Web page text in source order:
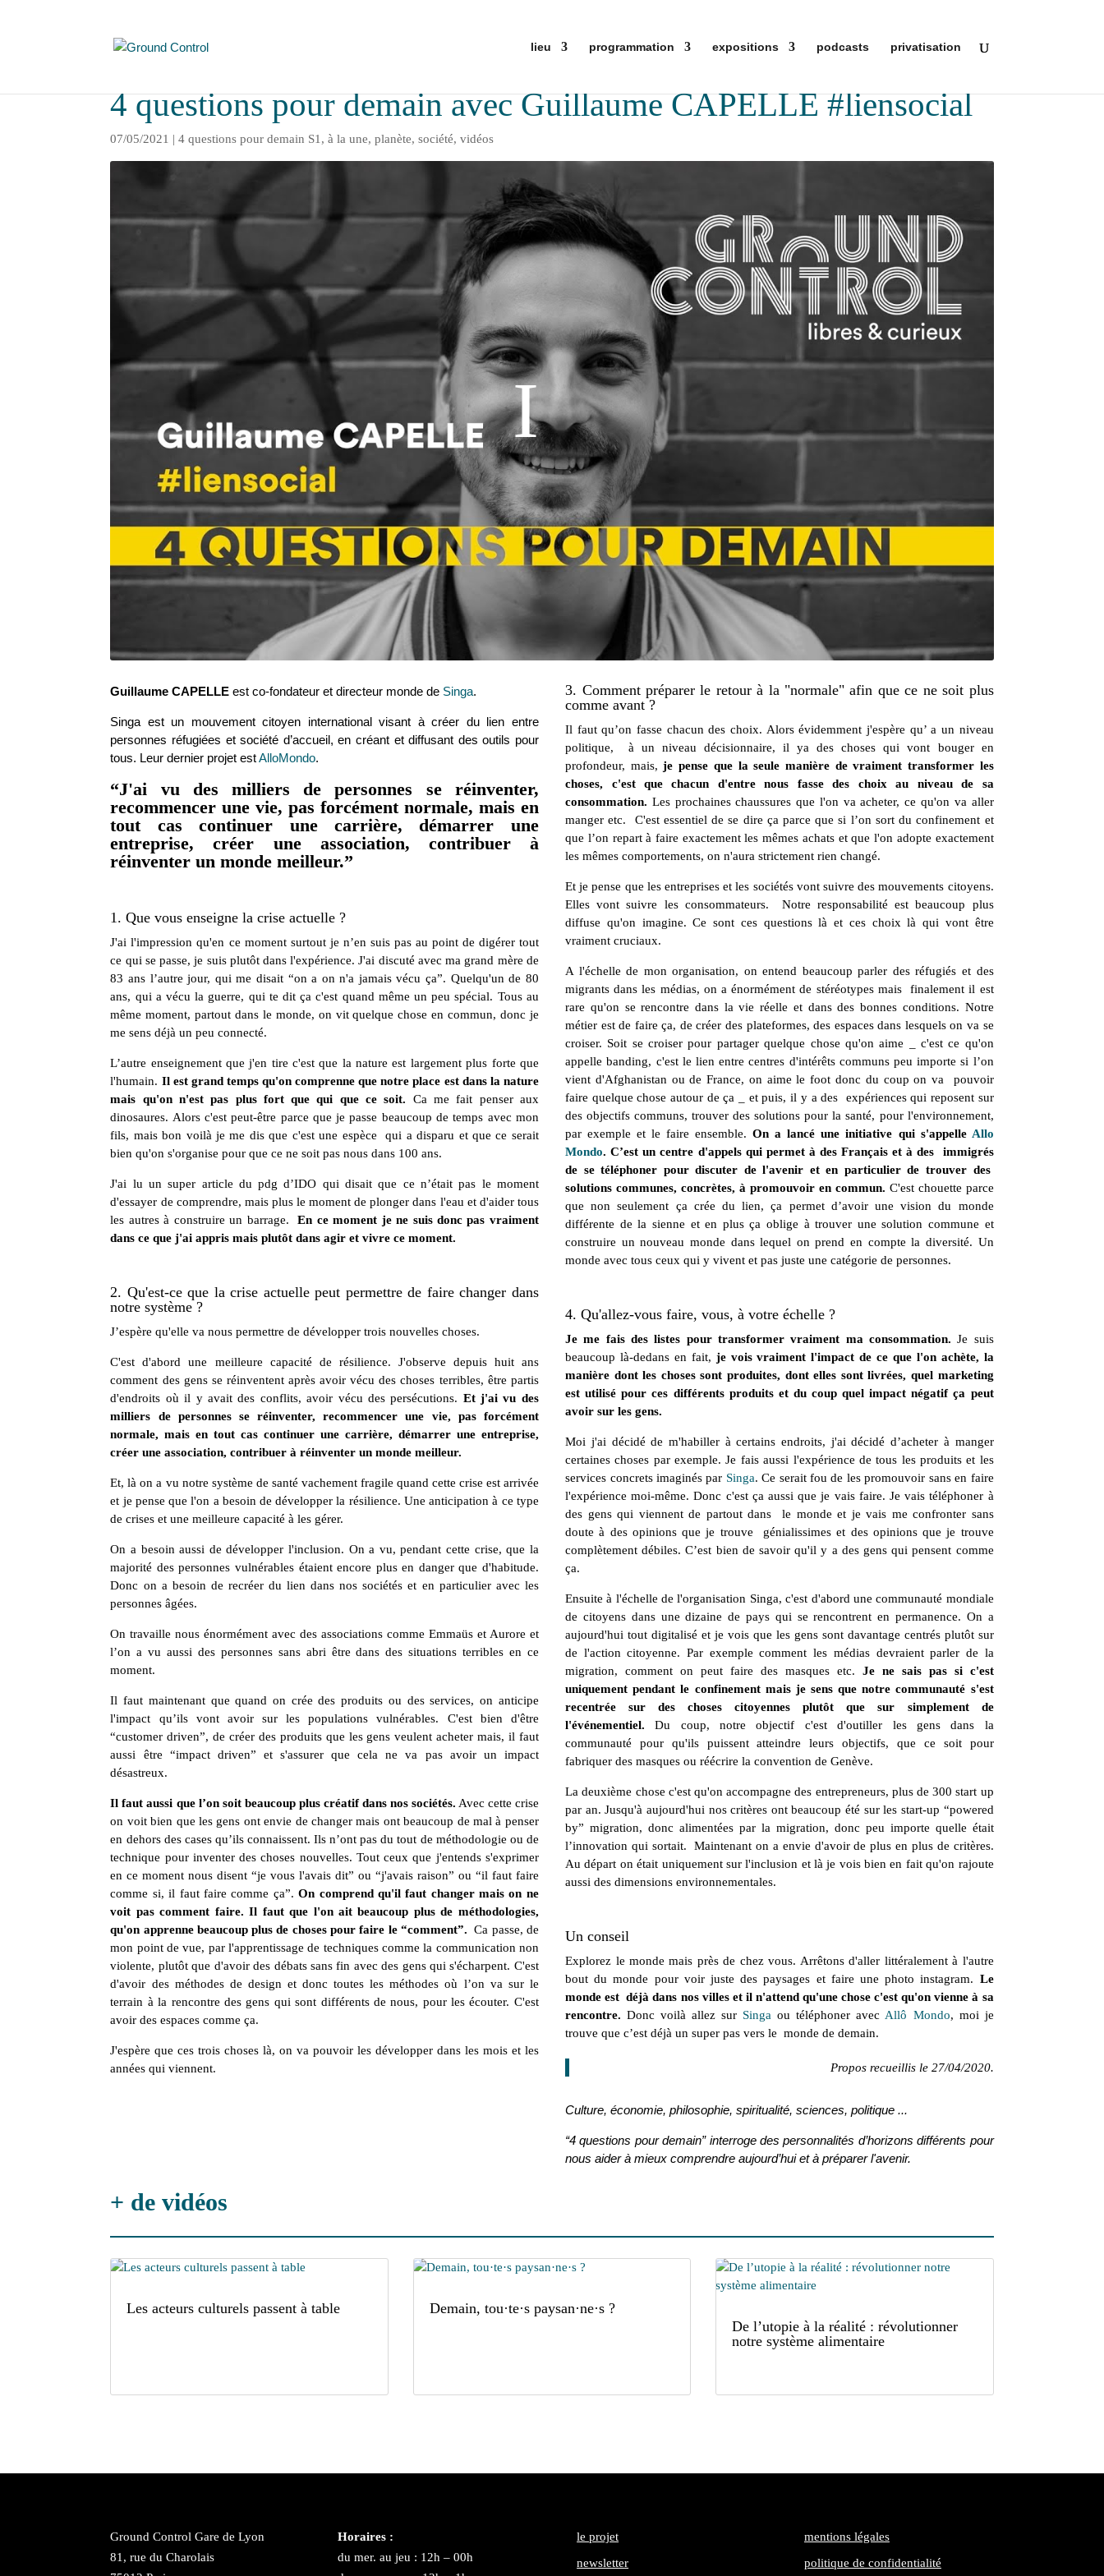
lieu programmation expositions podcasts privatisation
4 questions pour demain avec Guillaume CAPELLE #liensocial
07/05/2021 |4 questions pour demain S1 ,à la une,planète,société,vidéos
Guillaume CAPELLE est co-fondateur et directeur monde de Singa.
Singa est un mouvement citoyen international visant à créer du lien entre
personnes réfugiées et société d’accueil, en créant et diffusant des outils pour
tous. Leur dernier projet estAlloMondo.
“J'ai vu des milliers de personnes se réinventer,
recommencer une vie, pas forcément normale, mais en
tout cas continuer une carrière, démarrer une
entreprise, créer une association, contribuer à
réinventer un monde meilleur.”
1. Que vous enseigne la crise actuelle ?
J'ai l'impression qu'en ce moment surtout je n’en suis pas au point de digérer tout
ce qui se passe, je suis plutôt dans l'expérience. J'ai discuté avec ma grand mère de
83 ans l’autre jour, qui me disait “on a on n'a jamais vécu ça”. Quelqu'un de 80
ans, qui a vécu la guerre, qui te dit ça c'est quand même un peu spécial. Tous au
même moment, partout dans le monde, on vit quelque chose en commun, donc je
me sens déjà un peu connecté.
L’autre enseignement que j'en tire c'est que la nature est largement plus forte que
l'humain. Il est grand temps qu'on comprenne que notre place est dans la nature
mais qu'on n'est pas plus fort que qui que ce soit. Ca me fait penser aux
dinosaures. Alors c'est peut-être parce que je passe beaucoup de temps avec mon
fils, mais bon voilà je me dis que c'est une espèce qui a disparu et que ce serait
bien qu'on s'organise pour que ce ne soit pas nous dans 100 ans.
J'ai lu un super article du pdg d’IDO qui disait que ce n’était pas le moment
d'essayer de comprendre, mais plus le moment de plonger dans l'eau et d'aider tous
les autres à construire un barrage.En ce moment je ne suis donc pas vraiment
dans ce que j'ai appris mais plutôt dans agir et vivre ce moment.
2. Qu'est-ce que la crise actuelle peut permettre de faire changer dans
notre système ?
J’espère qu'elle va nous permettre de développer trois nouvelles choses.
C'est d'abord une meilleure capacité de résilience. J'observe depuis huit ans
comment des gens se réinventent après avoir vécu des choses terribles, être partis
d'endroits où il y avait des conflits, avoir vécu des persécutions. Et j'ai vu des
milliers de personnes se réinventer, recommencer une vie, pas forcément
normale, mais en tout cas continuer une carrière, démarrer une entreprise,
créer une association, contribuer à réinventer un monde meilleur.
Et, là on a vu notre système de santé vachement fragile quand cette crise est arrivée
et je pense que l'on a besoin de développer la résilience. Une anticipation à ce type
de crises et une meilleure capacité à les gérer.
On a besoin aussi de développer l'inclusion. On a vu, pendant cette crise, que la
majorité des personnes vulnérables étaient encore plus en danger que d'habitude.
Donc on a besoin de recréer du lien dans nos sociétés et en particulier avec les
personnes âgées.
On travaille nous énormément avec des associations comme Emmaüs et Aurore et
l’on a vu aussi des personnes sans abri être dans des situations terribles en ce
moment.
Il faut maintenant que quand on crée des produits ou des services, on anticipe
l'impact qu’ils vont avoir sur les populations vulnérables. C'est bien d'être
“customer driven”, de créer des produits que les gens veulent acheter mais, il faut
aussi être “impact driven” et s'assurer que cela ne va pas avoir un impact
désastreux.
Il faut aussi que l’on soit beaucoup plus créatif dans nos sociétés. Avec cette crise
on voit bien que les gens ont envie de changer mais ont beaucoup de mal à penser
en dehors des cases qu’ils connaissent. Ils n’ont pas du tout de méthodologie ou de
technique pour inventer des choses nouvelles. Tout ceux que j'entends s'exprimer
en ce moment nous disent “je vous l'avais dit” ou “j'avais raison” ou “il faut faire
comme si, il faut faire comme ça”.On comprend qu'il faut changer mais on ne
voit pas comment faire. Il faut que l'on ait beaucoup plus de méthodologies,
qu'on apprenne beaucoup plus de choses pour faire le “comment”.Ca passe, de
mon point de vue, par l'apprentissage de techniques comme la communication non
violente, plutôt que d'avoir des débats sans fin avec des gens qui s'écharpent. C'est
d'avoir des méthodes de design et donc toutes les méthodes où l’on va sur le
terrain à la rencontre des gens qui sont différents de nous, pour les écouter. C'est
avoir des espaces comme ça.
J'espère que ces trois choses là, on va pouvoir les développer dans les mois et les
années qui viennent.
3. Comment préparer le retour à la "normale" afin que ce ne soit plus
comme avant ?
Il faut qu’on fasse chacun des choix. Alors évidemment j'espère qu’ a un niveau
politique, à un niveau décisionnaire, il ya des choses qui vont bouger en
profondeur, mais,je pense que la seule manière de vraiment transformer les
choses, c'est que chacun d'entre nous fasse des choix au niveau de sa
consommation. Les prochaines chaussures que l'on va acheter, ce qu'on va aller
manger etc. C'est essentiel de se dire ça parce que si l’on sort du confinement et
que l’on repart à faire exactement les mêmes achats et que l'on adopte exactement
les mêmes comportements, on n'aura strictement rien changé.
Et je pense que les entreprises et les sociétés vont suivre des mouvements citoyens.
Elles vont suivre les consommateurs. Notre responsabilité est beaucoup plus
diffuse qu'on imagine. Ce sont ces questions là et ces choix là qui vont être
vraiment cruciaux.
A l'échelle de mon organisation, on entend beaucoup parler des réfugiés et des
migrants dans les médias, on a énormément de stéréotypes mais finalement il est
rare qu'on se rencontre dans la vie réelle et dans des bonnes conditions. Notre
métier est de faire ça, de créer des plateformes, des espaces dans lesquels on va se
croiser. Soit se croiser pour partager quelque chose qu'on aime _ c'est ce qu'on
appelle banding, c'est le lien entre centres d'intérêts communs peu importe si l’on
vient d'Afghanistan ou de France, on aime le foot donc du coup on va pouvoir
faire quelque chose autour de ça _ et puis, il y a des expériences qui reposent sur
des objectifs communs, trouver des solutions pour la santé, pour l'environnement,
par exemple et le faire ensemble.On a lancé une initiative qui s'appelle Allo
Mondo. C’est un centre d'appels qui permet à des Français et à des immigrés
de se téléphoner pour discuter de l'avenir et en particulier de trouver des
solutions communes, concrètes, à promouvoir en commun. C'est chouette parce
que non seulement ça crée du lien, ça permet d’avoir une vision du monde
différente de la sienne et en plus ça oblige à trouver une solution commune et
construire un nouveau monde dans lequel on prend en compte la diversité. Un
monde avec tous ceux qui y vivent et pas juste une catégorie de personnes.
4. Qu'allez-vous faire, vous, à votre échelle ?
Je me fais des listes pour transformer vraiment ma consommation. Je suis
beaucoup là-dedans en fait, je vois vraiment l'impact de ce que l'on achète, la
manière dont les choses sont produites, dont elles sont livrées, quel marketing
est utilisé pour ces différents produits et du coup quel impact négatif ça peut
avoir sur les gens.
Moi j'ai décidé de m'habiller à certains endroits, j'ai décidé d’acheter à manger
certaines choses par exemple. Je fais aussi l'expérience de tous les produits et les
services concrets imaginés par Singa. Ce serait fou de les promouvoir sans en faire
l'expérience moi-même. Donc c'est ça aussi que je vais faire. Je vais téléphoner à
des gens qui viennent de partout dans le monde et je vais me confronter sans
doute à des opinions que je trouve génialissimes et des opinions que je trouve
complètement débiles. C’est bien de savoir qu'il y a des gens qui pensent comme
ça.
Ensuite à l'échelle de l'organisation Singa, c'est d'abord une communauté mondiale
de citoyens dans une dizaine de pays qui se rencontrent en permanence. On a
aujourd'hui tout digitalisé et je vois que les gens sont davantage centrés plutôt sur
de l'action citoyenne. Par exemple comment les médias devraient parler de la
migration, comment on peut faire des masques etc. Je ne sais pas si c'est
uniquement pendant le confinement mais je sens que notre communauté s'est
recentrée sur des choses citoyennes plutôt que sur simplement de
l'événementiel. Du coup, notre objectif c'est d'outiller les gens dans la
communauté pour qu'ils puissent atteindre leurs objectifs, que ce soit pour
fabriquer des masques ou réécrire la convention de Genève.
La deuxième chose c'est qu'on accompagne des entrepreneurs, plus de 300 start up
par an. Jusqu'à aujourd'hui nos critères ont beaucoup été sur les start-up “powered
by” migration, donc alimentées par la migration, donc peu importe quelle était
l’innovation qui sortait. Maintenant on a envie d'avoir de plus en plus de critères.
Au départ on était uniquement sur l'inclusion et là je vois bien en fait qu'on rajoute
aussi des dimensions environnementales.
Un conseil
Explorez le monde mais près de chez vous. Arrêtons d'aller littéralement à l'autre
bout du monde pour voir juste des paysages et faire une photo instagram. Le
monde est déjà dans nos villes et il n'attend qu'une chose c'est qu'on vienne à sa
rencontre. Donc voilà allez sur Singa ou téléphoner avec Allô Mondo, moi je
trouve que c’est déjà un super pas vers le monde de demain.
Propos recueillis le 27/04/2020.
Culture, économie, philosophie, spiritualité, sciences, politique ...
“4 questions pour demain” interroge des personnalités d’horizons différents pour
nous aider à mieux comprendre aujourd’hui et à préparer l'avenir.
+ de vidéos
Les acteurs culturels passent à table
Demain, tou·te·s paysan·ne·s ?
De l’utopie à la réalité : révolutionner
notre système alimentaire
Ground Control Gare de Lyon
81, rue du Charolais
Horaires :
du mer. au jeu : 12h – 00h
le projet
newsletter
mentions légales
politique de confidentialité